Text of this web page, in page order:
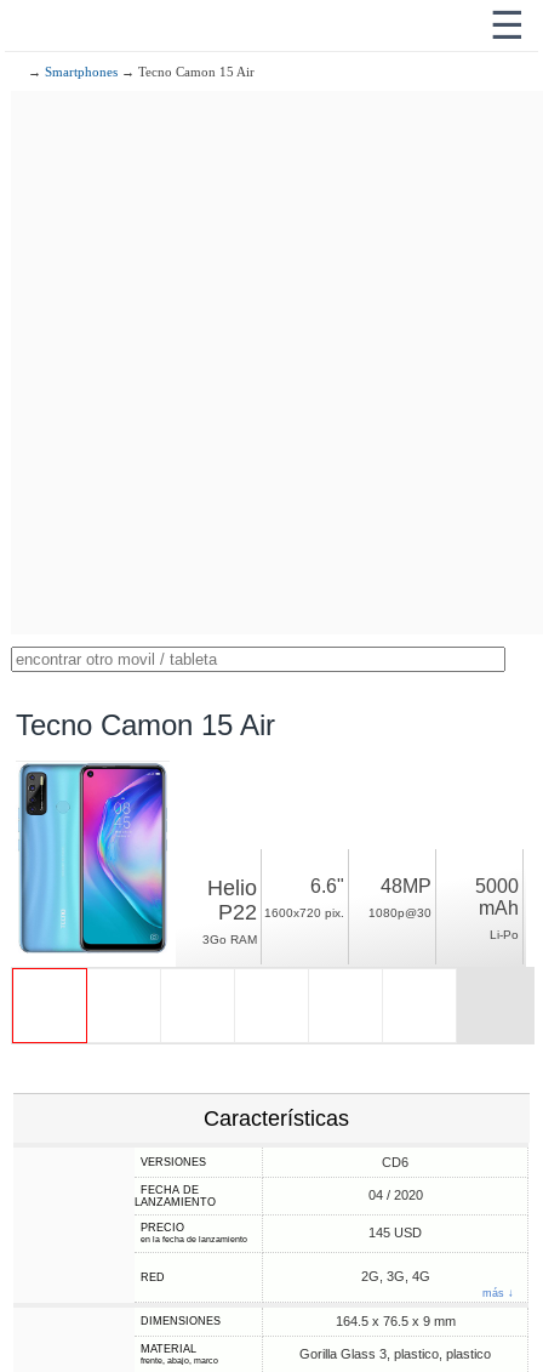
☰
→Smartphones → Tecno Camon 15 Air
Tecno Camon 15 Air
Helio
P22
3Go RAM
6.6"
1600x720 pix.
48MP
1080p@30
5000
mAh
Li-Po
Características
VERSIONES CD6
FECHA DE
LANZAMIENTO
04 / 2020
PRECIO
en la fecha de lanzamiento 145 USD
RED 2G, 3G, 4G
más ↓
DIMENSIONES 164.5 x 76.5 x 9 mm
MATERIAL
frente, abajo, marco Gorilla Glass 3, plastico, plastico